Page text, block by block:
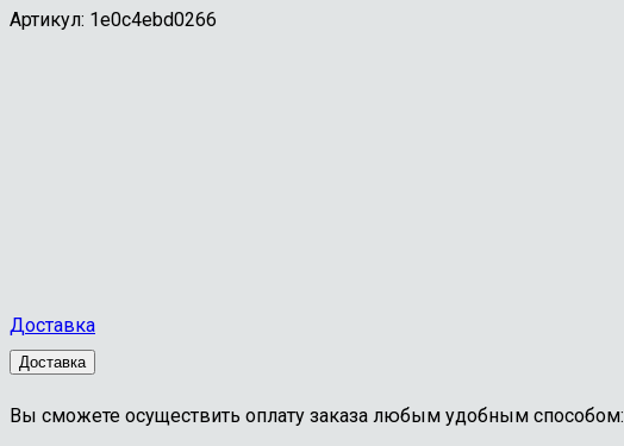
Артикул: 1e0c4ebd0266
Доставка
Доставка
Вы сможете осуществить оплату заказа любым удобным способом: